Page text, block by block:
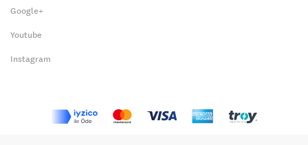
Google+
Youtube
Instagram